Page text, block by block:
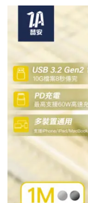
價
格：
NT$599。
價